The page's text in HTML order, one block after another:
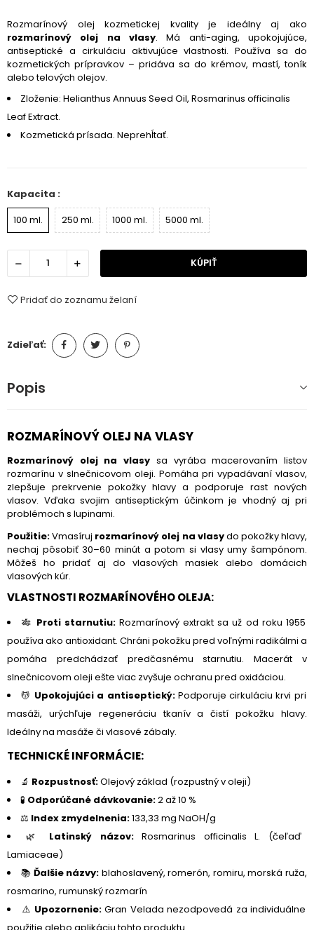
Rozmarínový olej kozmetickej kvality je ideálny aj ako
rozmarínový olej na vlasy. Má anti-aging, upokojujúce,
antiseptické a cirkuláciu aktivujúce vlastnosti. Používa sa do
kozmetických prípravkov – pridáva sa do krémov, mastí, toník
alebo telových olejov.
Zloženie: Helianthus Annuus Seed Oil, Rosmarinus officinalis
Leaf Extract.
Kozmetická prísada. Neprehĺtať.
Kapacita :
100 ml.
250 ml. 1000 ml. 5000 ml.
KÚPIŤ
Pridať do zoznamu želaní
Zdieľať:
Popis
ROZMARÍNOVÝ OLEJ NA VLASY
Rozmarínový olej na vlasy sa vyrába macerovaním listov
rozmarínu v slnečnicovom oleji. Pomáha pri vypadávaní vlasov,
zlepšuje prekrvenie pokožky hlavy a podporuje rast nových
vlasov. Vďaka svojim antiseptickým účinkom je vhodný aj pri
problémoch s lupinami.
Použitie:Vmasíruj rozmarínový olej na vlasydo pokožky hlavy,
nechaj pôsobiť 30–60 minút a potom si vlasy umy šampónom.
Môžeš ho pridať aj do vlasových masiek alebo domácich
vlasových kúr.
VLASTNOSTI ROZMARÍNOVÉHO OLEJA:
🎋 Proti starnutiu:Rozmarínový extrakt sa už od roku 1955
používa ako antioxidant. Chráni pokožku pred voľnými radikálmi a
pomáha predchádzať predčasnému starnutiu. Macerát v
slnečnicovom oleji ešte viac zvyšuje ochranu pred oxidáciou.
💆 Upokojujúci a antiseptický:Podporuje cirkuláciu krvi pri
masáži, urýchľuje regeneráciu tkanív a čistí pokožku hlavy.
Ideálny na masáže či vlasové zábaly.
TECHNICKÉ INFORMÁCIE:
🔬 Rozpustnosť:Olejový základ (rozpustný v oleji)
🧪 Odporúčané dávkovanie:2 až 10 %
⚖️ Index zmydelnenia:133,33 mg NaOH/g
🌿 Latinský názov:Rosmarinus officinalis L. (čeľaď
Lamiaceae)
📚 Ďalšie názvy: blahoslavený, romerón, romiru, morská ruža,
rosmarino, rumunský rozmarín
⚠️ Upozornenie:Gran Velada nezodpovedá za individuálne
použitie alebo aplikáciu tohto produktu.